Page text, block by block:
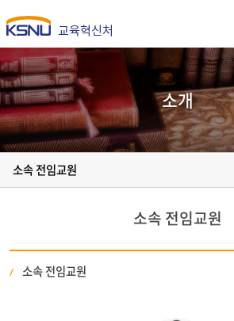
교육혁신처
소개
소속 전임교원
소속 전임교원
소속 전임교원